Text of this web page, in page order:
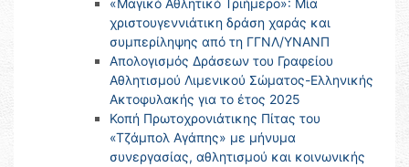
«Μαγικό Αθλητικό Τριήμερο»: Μία
χριστουγεννιάτικη δράση χαράς και
συμπερίληψης από τη ΓΓΝΛ/ΥΝΑΝΠ
Απολογισμός Δράσεων του Γραφείου
Αθλητισμού Λιμενικού Σώματος-Ελληνικής
Ακτοφυλακής για το έτος 2025
Κοπή Πρωτοχρονιάτικης Πίτας του
«Τζάμπολ Αγάπης» με μήνυμα
συνεργασίας, αθλητισμού και κοινωνικής